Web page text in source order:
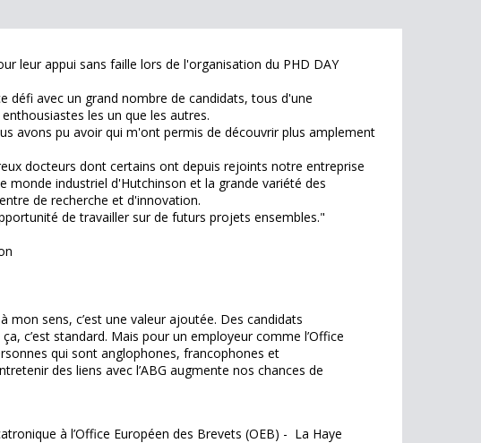
leur appui sans faille lors de l'organisation du PHD DAY
défi avec un grand nombre de candidats, tous d'une
les un que les autres.
avons pu avoir qui m'ont permis de découvrir plus amplement
docteurs dont certains ont depuis rejoints notre entreprise
monde industriel d'Hutchinson et la grande variété des
de recherche et d'innovation.
de travailler sur de futurs projets ensembles."
mon sens, c’est une valeur ajoutée. Des candidats
c’est standard. Mais pour un employeur comme l’Office
qui sont anglophones, francophones et
des liens avec l’ABG augmente nos chances de
à l’Office Européen des Brevets (OEB) - La Haye